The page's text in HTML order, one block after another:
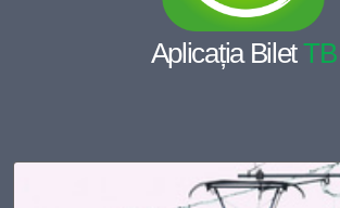
Aplicația BiletTB